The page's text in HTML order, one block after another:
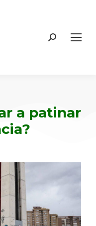
a patinar